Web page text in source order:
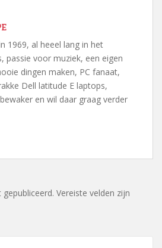
1969, al heeel lang in het
passie voor muziek, een eigen
dingen maken, PC fanaat,
Dell latitude E laptops,
en wil daar graag verder
Vereiste velden zijn